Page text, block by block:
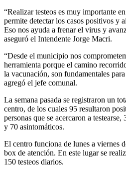
“Realizar testeos es muy importante
permite detectar los casos positivos y
Eso nos ayuda a frenar el virus y
aseguró el Intendente Jorge Macri.
“Desde el municipio nos
herramienta porque el camino
la vacunación, son fundamentales
agregó el jefe comunal.
La semana pasada se registraron un
centro, de los cuales 95 resultaron
personas que se acercaron a
y 70 asintomáticos.
El centro funciona de lunes a viernes
box de atención. En este lugar se
150 testeos diarios.